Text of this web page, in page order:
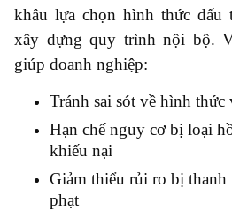
khâu lựa chọn hình thức đấu
xây dựng quy trình nội bộ.
giúp doanh nghiệp:
Tránh sai sót về hình thức
Hạn chế nguy cơ bị loại
khiếu nại
Giảm thiểu rủi ro bị thanh
phạt